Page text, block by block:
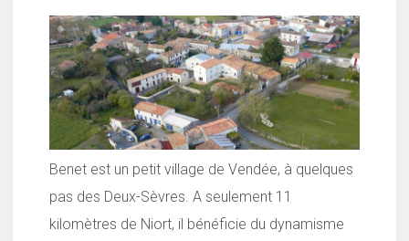
Benet est un petit village de Vendée, à quelques
pas des Deux-Sèvres. A seulement 11
kilomètres de Niort, il bénéficie du dynamisme